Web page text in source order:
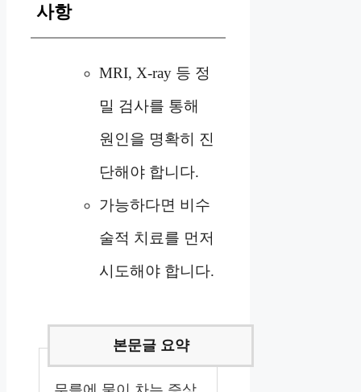
사항
MRI, X-ray 등 정
밀 검사를 통해
원인을 명확히 진
단해야 합니다.
가능하다면 비수
술적 치료를 먼저
시도해야 합니다.